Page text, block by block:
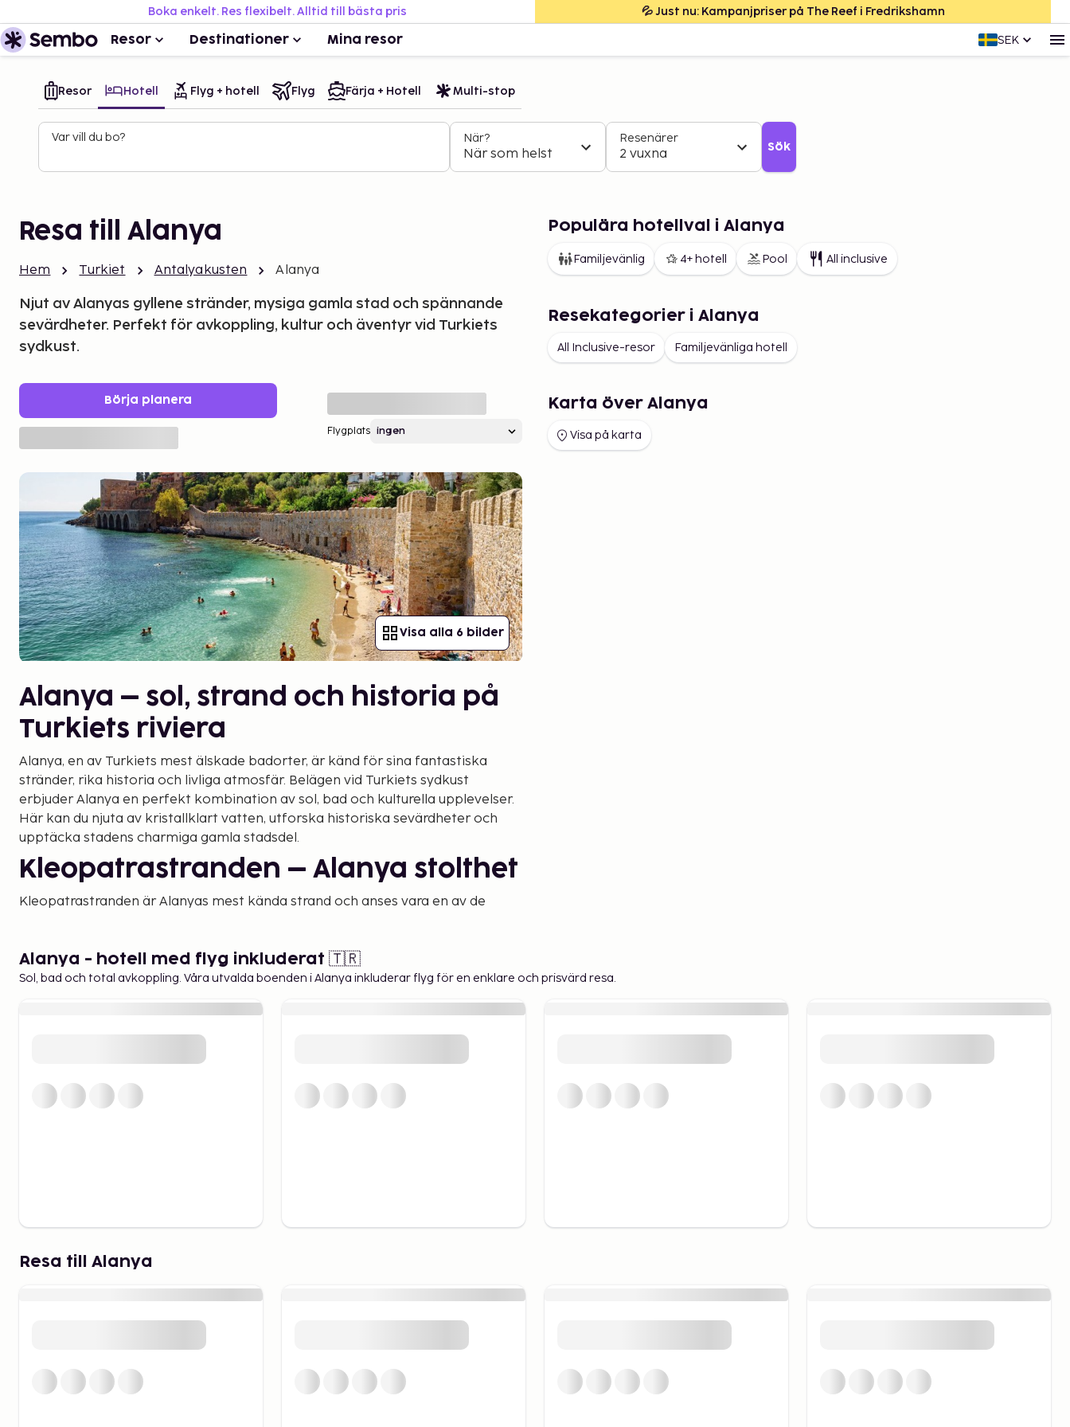
Boka enkelt. Res flexibelt. Alltid till bästa pris 💦 Just nu: Kampanjpriser på The Reef i Fredrikshamn
Resor Destinationer Mina resor SEK
Resor Hotell Flyg + hotell Flyg Färja + Hotell Multi-stop
Var vill du bo? När?
När som helst
Resenärer
2 vuxna Sök
Resa till Alanya
Hem Turkiet Antalyakusten Alanya
Njut av Alanyas gyllene stränder, mysiga gamla stad och spännande
sevärdheter. Perfekt för avkoppling, kultur och äventyr vid Turkiets
sydkust.
Börja planera
Flygplats
Visa alla 6 bilder
Alanya – sol, strand och historia på
Turkiets riviera
Alanya, en av Turkiets mest älskade badorter, är känd för sina fantastiska
stränder, rika historia och livliga atmosfär. Belägen vid Turkiets sydkust
erbjuder Alanya en perfekt kombination av sol, bad och kulturella upplevelser.
Här kan du njuta av kristallklart vatten, utforska historiska sevärdheter och
upptäcka stadens charmiga gamla stadsdel.
Kleopatrastranden – Alanya stolthet
Kleopatrastranden är Alanyas mest kända strand och anses vara en av de
utbud av vattensporter och restauranger, vilket gör det till en idealisk plats för
en dag i solen. Att tillbringa tid på Kleopatrastranden är ett måste när du
Alanyas fästning och röda tornet –
historiska pärlor
Alanyas fästning, som majestätiskt reser sig över staden, är ett historiskt
landmärke som ger en fantastisk utsikt över Medelhavet och Alanyas kustlinje.
Alanyas gamla stad, även känd som Tophane, är en charmig del av staden fylld
med smala gränder, traditionella ottomanska hus och små butiker. Här kan du
som serverar läckra turkiska specialiteter. Missa inte att prova den lokala
Alanyaspecialiteten "Alanya börek", ett smakrikt bakverk som är en riktig
delikatess.
En perfekt semester för familjer och
Populära hotellval i Alanya
Familjevänlig 4+ hotell Pool All inclusive
Resekategorier i Alanya
All Inclusive-resor Familjevänliga hotell
Karta över Alanya
Visa på karta
Alanya - hotell med flyg inkluderat 🇹🇷
Sol, bad och total avkoppling. Våra utvalda boenden i Alanya inkluderar flyg för en enklare och prisvärd resa.
Resa till Alanya